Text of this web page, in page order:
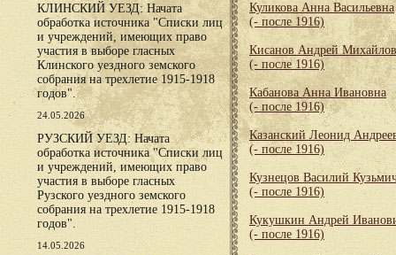
КЛИНСКИЙ УЕЗД: Начата
обработка источника "Списки лиц
и учреждений, имеющих право
участия в выборе гласных
Клинского уездного земского
собрания на трехлетие 1915-1918
годов".
24.05.2026
РУЗСКИЙ УЕЗД: Начата
обработка источника "Списки лиц
и учреждений, имеющих право
участия в выборе гласных
Рузского уездного земского
собрания на трехлетие 1915-1918
годов".
14.05.2026
Куликова Анна Васильевна
(- после 1916)
Кисанов Андрей
(- после 1916)
Кабанова Анна Ивановна
(- после 1916)
Казанский Леонид
(- после 1916)
Кузнецов Василий
(- после 1916)
Кукушкин Андрей
(- после 1916)